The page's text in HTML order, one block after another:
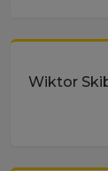
Wiktor